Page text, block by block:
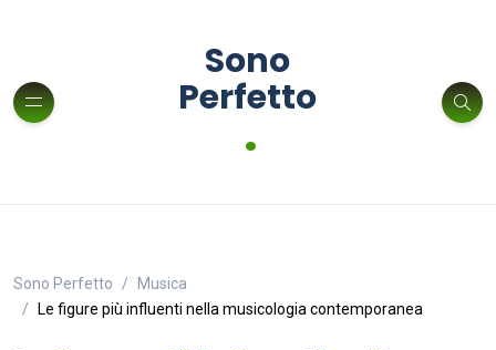
Sono
Perfetto
.
Sono Perfetto
Musica
Le figure più influenti nella musicologia contemporanea